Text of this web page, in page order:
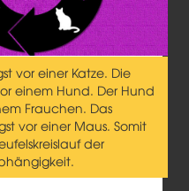
vor einer Katze. Die
einem Hund. Der Hund
Frauchen. Das
vor einer Maus. Somit
der